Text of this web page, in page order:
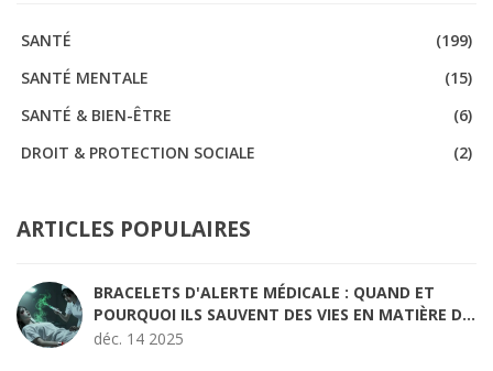
SANTÉ
(199)
SANTÉ MENTALE
(15)
SANTÉ & BIEN-ÊTRE
(6)
DROIT & PROTECTION SOCIALE
(2)
ARTICLES POPULAIRES
BRACELETS D'ALERTE MÉDICALE : QUAND ET
POURQUOI ILS SAUVENT DES VIES EN MATIÈRE DE
SÉCURITÉ DES MÉDICAMENTS
déc. 14 2025